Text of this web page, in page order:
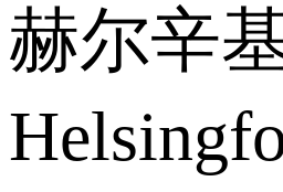
赫尔辛